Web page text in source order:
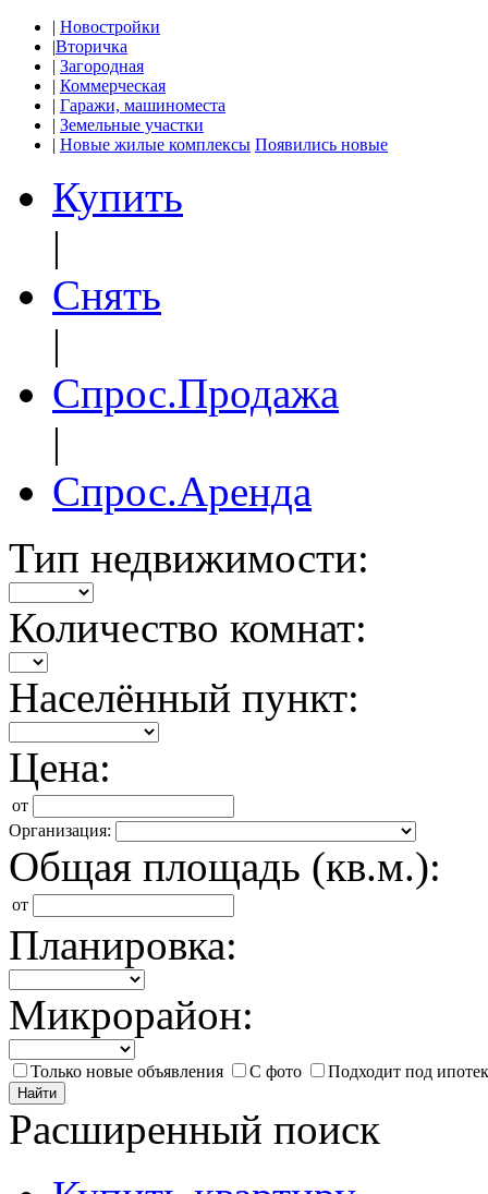
| Новостройки
|Вторичка
| Загородная
| Коммерческая
| Гаражи, машиноместа
| Земельные участки
| Новые жилые комплексы Появились новые
Купить
|
Снять
|
Спрос.Продажа
|
Спрос.Аренда
Тип недвижимости:
Количество комнат:
Населённый пункт:
Цена:
от
Организация:
Общая площадь (кв.м.):
от
Планировка:
Микрорайон:
Только новые объявления С фото Подходит под
Найти
Расширенный поиск